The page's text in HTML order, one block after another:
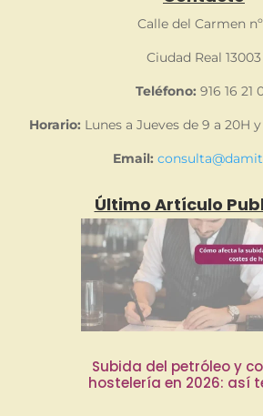
Calle del Carmen
Ciudad Real 13003
Teléfono: 916 16 21
Horario: Lunes a Jueves de 9 a 20H
Email:
Último Artículo
Subida del petróleo y
hostelería en 2026: así